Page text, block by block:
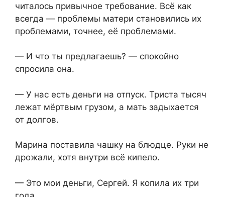
читалось привычное требование. Всё как
всегда — проблемы матери становились их
проблемами, точнее, её проблемами.
— И что ты предлагаешь? — спокойно
спросила она.
— У нас есть деньги на отпуск. Триста тысяч
лежат мёртвым грузом, а мать задыхается
от долгов.
Марина поставила чашку на блюдце. Руки не
дрожали, хотя внутри всё кипело.
— Это мои деньги, Сергей. Я копила их три